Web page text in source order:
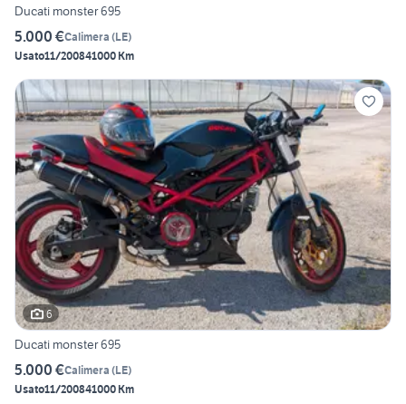
Ducati monster 695
5.000 €Calimera (LE)
Usato11/200841000 Km
6
Ducati monster 695
5.000 €Calimera (LE)
Usato11/200841000 Km